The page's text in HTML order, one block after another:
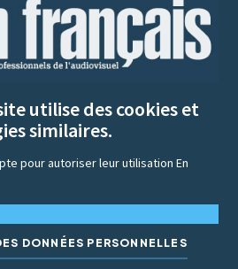
utilise des cookies et
similaires.
pour autoriser leur utilisationEn
DONNÉES PERSONNELLES